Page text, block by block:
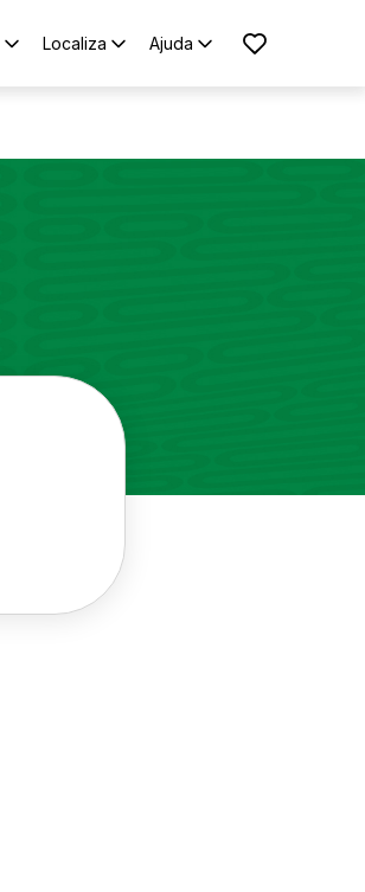
Localiza Ajuda